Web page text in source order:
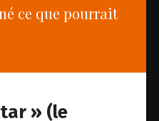
ce que pourrait
» (le